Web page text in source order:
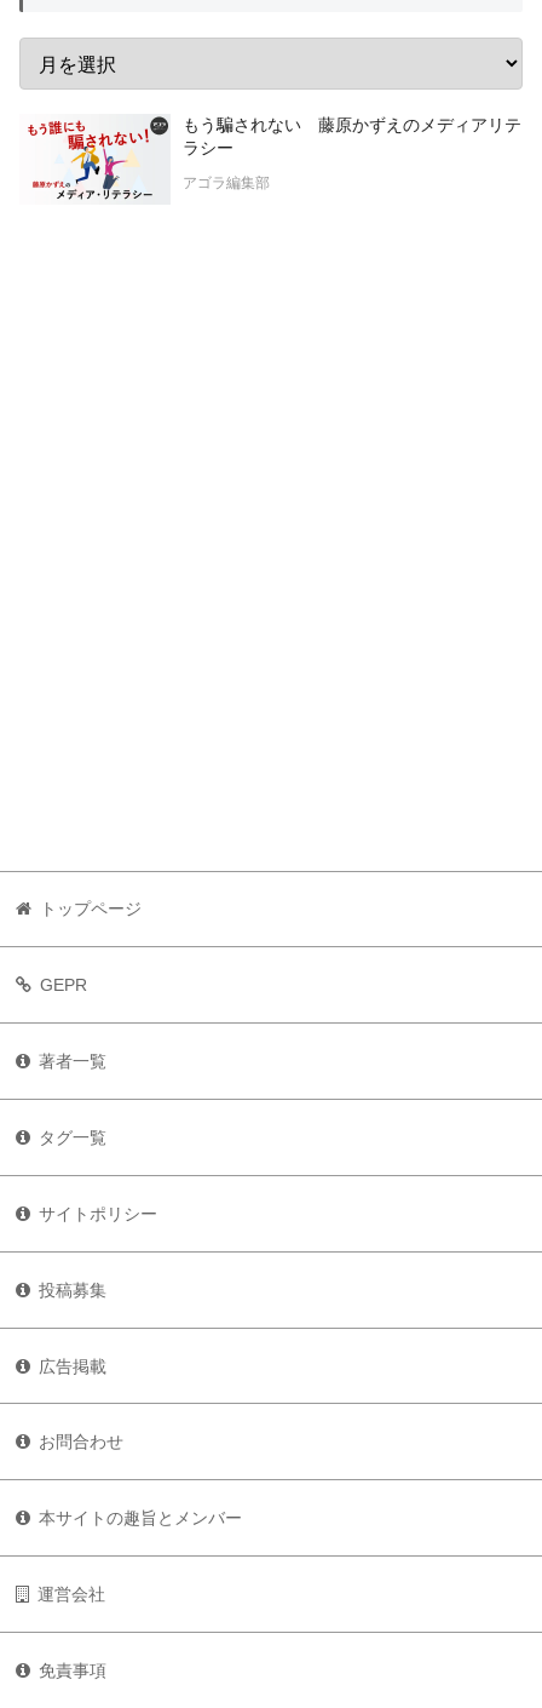
もう騙されない 藤原かずえのメディアリテ
ラシー
アゴラ編集部
トップページ
GEPR
著者一覧
タグ一覧
サイトポリシー
投稿募集
広告掲載
お問合わせ
本サイトの趣旨とメンバー
運営会社
免責事項